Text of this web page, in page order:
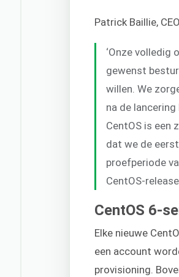
Patrick Baillie,
‘Onze volledig
gewenst
willen. We
na de
CentOS is een
dat we de
proefperiode
CentOS-
CentOS 6-
Elke nieuwe
een account
provisioning.